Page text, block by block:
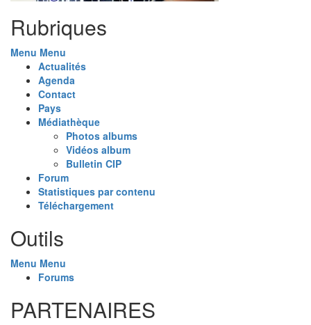
Rubriques
Menu Menu
Actualités
Agenda
Contact
Pays
Médiathèque
Photos albums
Vidéos album
Bulletin CIP
Forum
Statistiques par contenu
Téléchargement
Outils
Menu Menu
Forums
PARTENAIRES